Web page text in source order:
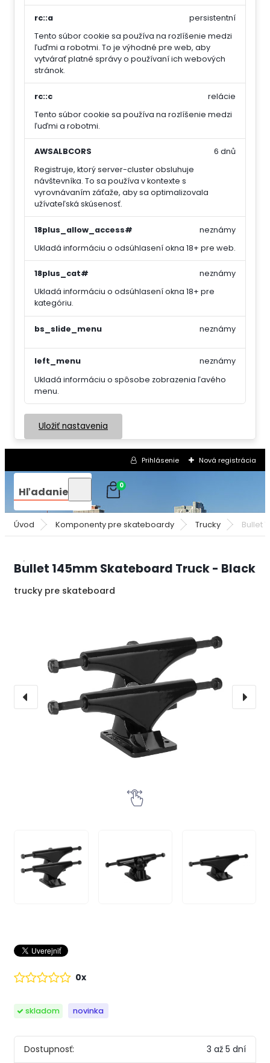
rc::a
Tento súbor cookie sa používa na rozlíšenie medzi
ľuďmi a robotmi. To je výhodné pre web, aby
vytvárať platné správy o používaní ich webových
stránok.
persistentní
rc::c
Tento súbor cookie sa používa na rozlíšenie medzi
ľuďmi a robotmi.
relácie
AWSALBCORS
Registruje, ktorý server-cluster obsluhuje
návštevníka. To sa používa v kontexte s
vyrovnávaním záťaže, aby sa optimalizovala
užívateľská skúsenosť.
6 dnů
18plus_allow_access#
Ukladá informáciu o odsúhlasení okna 18+ pre web.
neznámy
18plus_cat#
Ukladá informáciu o odsúhlasení okna 18+ pre
kategóriu.
neznámy
bs_slide_menu neznámy
left_menu
Ukladá informáciu o spôsobe zobrazenia ľavého
menu.
neznámy
Uložiť nastavenia
Prihlásenie Nová registrácia
Hľadanie 0
Úvod Komponenty pre skateboardy Trucky Bullet
Bullet 145mm Skateboard Truck - Black
trucky pre skateboard
skladom novinka
0x
Dostupnosť: 3 až 5 dní